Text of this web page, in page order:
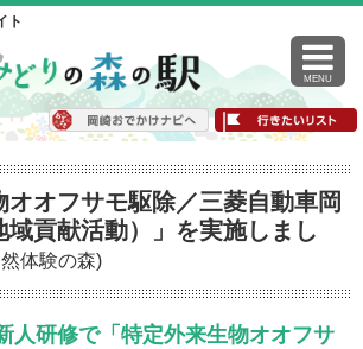
ト
MENU
オオフサモ駆除／三菱自動車岡
域貢献活動）」を実施しまし
体験の森)
人研修で「特定外来生物オオフサ